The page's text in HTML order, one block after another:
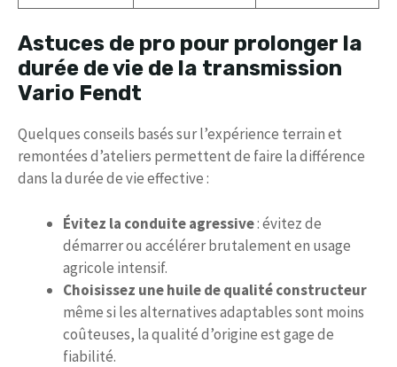
Astuces de pro pour prolonger la
durée de vie de la transmission
Vario Fendt
Quelques conseils basés sur l’expérience terrain et
remontées d’ateliers permettent de faire la différence
dans la durée de vie effective :
Évitez la conduite agressive: évitez de
démarrer ou accélérer brutalement en usage
agricole intensif.
Choisissez une huile de qualité constructeur
même si les alternatives adaptables sont moins
coûteuses, la qualité d’origine est gage de
fiabilité.